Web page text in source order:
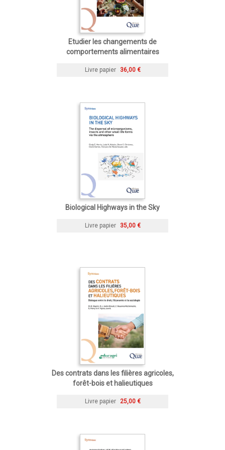
Etudier les changements de
comportements alimentaires
Livre papier 36,00 €
Biological Highways in the Sky
Livre papier 35,00 €
Des contrats dans les filières agricoles,
forêt-bois et halieutiques
Livre papier 25,00 €